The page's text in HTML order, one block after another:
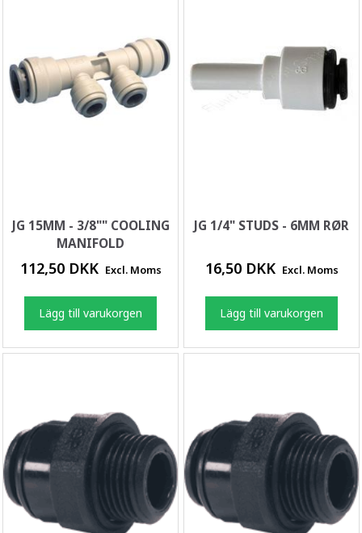
JG 15MM - 3/8"" COOLING
MANIFOLD
112,50 DKK Excl. Moms
Lägg till varukorgen
JG 1/4" STUDS - 6MM RØR
16,50 DKK Excl. Moms
Lägg till varukorgen